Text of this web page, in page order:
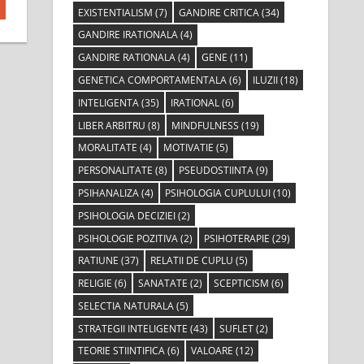
EXISTENTIALISM (7) GANDIRE CRITICA(34)
GANDIRE IRATIONALA(4)
GANDIRE RATIONALA(4) GENE (11)
GENETICA COMPORTAMENTALA(6) ILUZII(18)
INTELIGENTA(35) IRATIONAL(6)
LIBER ARBITRU (8) MINDFULNESS (19)
MORALITATE (4) MOTIVATIE (5)
PERSONALITATE (8) PSEUDOSTIINTA(9)
PSIHANALIZA(4) PSIHOLOGIA CUPLULUI(10)
PSIHOLOGIA DECIZIEI(2)
PSIHOLOGIE POZITIVA(2) PSIHOTERAPIE (29)
RATIUNE (37) RELATII DE CUPLU (5)
RELIGIE (6) SANATATE (2) SCEPTICISM (6)
SELECTIA NATURALA(5)
STRATEGII INTELIGENTE (43) SUFLET(2)
TEORIE STIINTIFICA(6) VALOARE (12)